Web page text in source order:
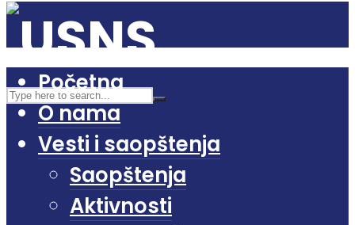
Početna
O nama
Vesti i saopštenja
Saopštenja
Aktivnosti